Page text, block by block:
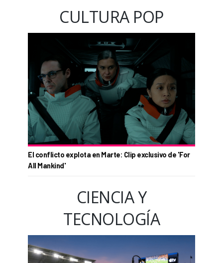
CULTURA POP
El conflicto explota en Marte: Clip exclusivo de 'For
All Mankind'
CIENCIA Y
TECNOLOGÍA